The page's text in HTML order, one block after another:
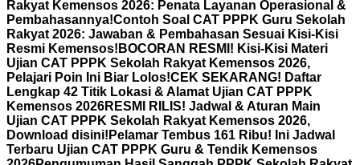
Rakyat Kemensos 2026: Penata Layanan Operasional &
Pembahasannya!Contoh Soal CAT PPPK Guru Sekolah
Rakyat 2026: Jawaban & Pembahasan Sesuai Kisi-Kisi
Resmi Kemensos! BOCORAN RESMI! Kisi-Kisi Materi
Ujian CAT PPPK Sekolah Rakyat Kemensos 2026,
Pelajari Poin Ini Biar Lolos!CEK SEKARANG! Daftar
Lengkap 42 Titik Lokasi & Alamat Ujian CAT PPPK
Kemensos 2026RESMI RILIS! Jadwal & Aturan Main
Ujian CAT PPPK Sekolah Rakyat Kemensos 2026,
Download disini! Pelamar Tembus 161 Ribu! Ini Jadwal
Terbaru Ujian CAT PPPK Guru & Tendik Kemensos